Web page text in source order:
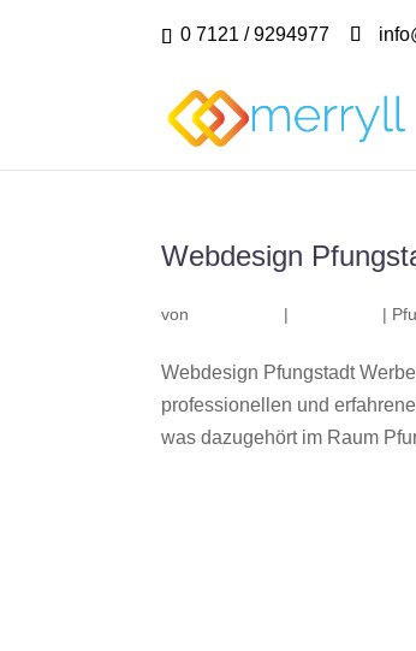
0 7121 / 9294977
Webdesign
von | |
Webdesign Pfungstadt
professionellen und
was dazugehört im Raum